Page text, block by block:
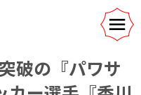
破の『パワサ